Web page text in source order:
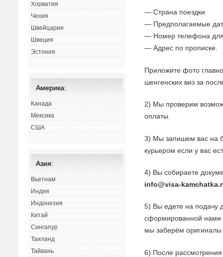
— Страна поездки
— Предполагаемые
— Номер телефона для
— Адрес по прописке.
Приложите фото
шенгенских виз за
2) Мы проверим
оплаты.
3) Мы запишем вас на
курьером если у вас
4) Вы собираете
info@visa-
5) Вы едете на подачу
сформированной нами
мы заберём оригиналы
6) После рассмотрения
Хорватия
Чехия
Швейцария
Швеция
Эстония
Америка:
Канада
Мексика
США
Азия:
Вьетнам
Индия
Индонезия
Китай
Сингапур
Таиланд
Тайвань